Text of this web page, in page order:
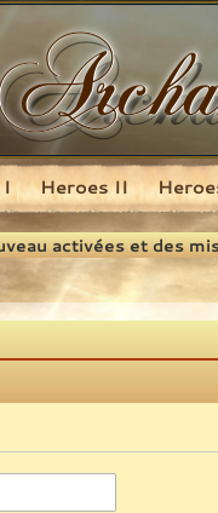
I Heroes II
activées et des